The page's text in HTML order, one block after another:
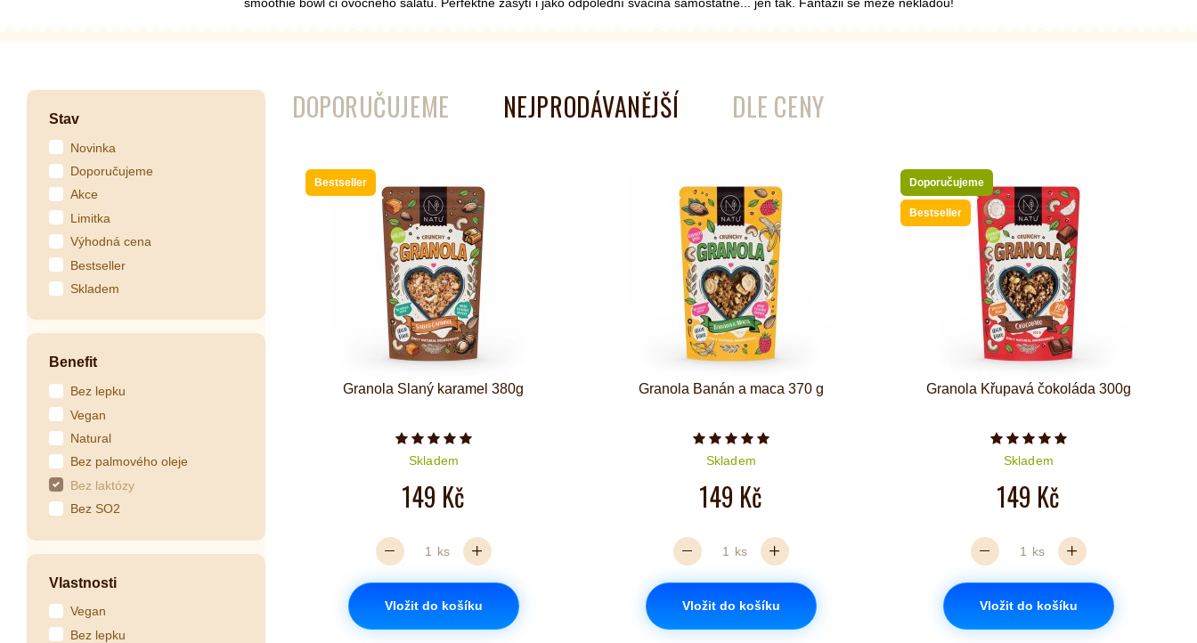
Kombuchy
Kokosové nápoje
Porcované
Sypané
Láhve
Kokosové nádobí
Stav
Novinka
Doporučujeme
Akce
Limitka
Výhodná cena
Bestseller
Skladem
Benefit
Bez lepku
Vegan
Natural
Bez palmového oleje
Bez laktózy
Bez SO2
Vlastnosti
Vegan
Bez lepku
DOPORUČUJEME NEJPRODÁVANĚJŠÍ DLE CENY
Bestseller
Granola Slaný karamel 380g
Počet hvězdiček je 5 z 5
Skladem
149 Kč
ks
Vložit do košíku
Granola Banán a maca 370 g
Počet hvězdiček je 5 z 5
Skladem
149 Kč
ks
Vložit do košíku
Doporučujeme
Bestseller
Granola Křupavá čokoláda 300g
Počet hvězdiček je 5 z 5
Skladem
149 Kč
ks
Vložit do košíku